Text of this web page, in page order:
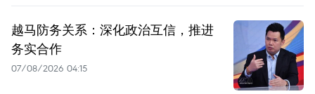
越马防务关系：深化政治互信，推进
务实合作
07/08/2026 04:15